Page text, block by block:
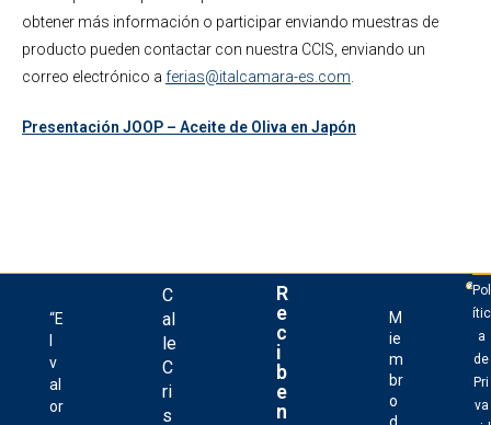
obtener más información o participar enviando muestras de
producto pueden contactar con nuestra CCIS, enviando un
correo electrónico a ferias@italcamara-es.com
Presentación JOOP – Aceite de Oliva en Japón
“E
v
al
or
C
al
le
C
ri
s
R
e
c
i
b
e
n
M
ie
m
br
o
Pol
ític
a
de
Pri
va